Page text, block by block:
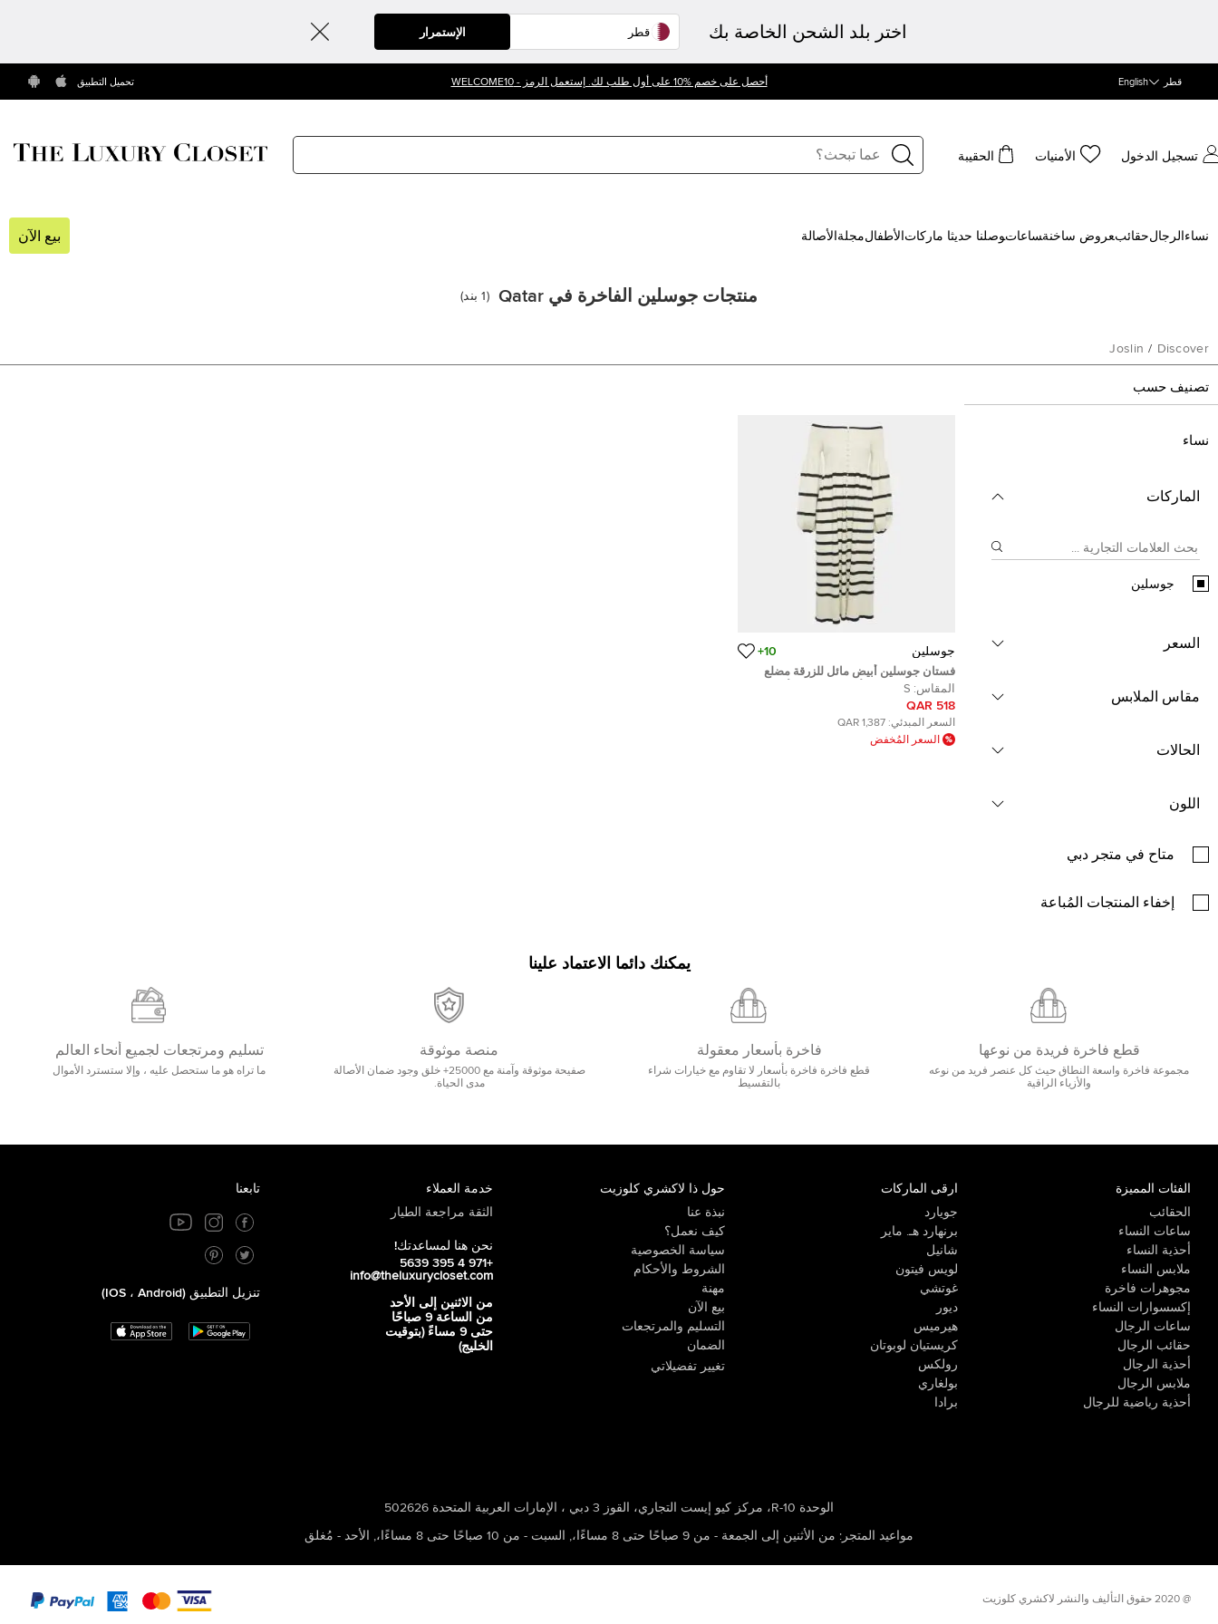
اختر بلد الشحن الخاصة بك الإستمرار
قطر English أحصل على خصم %10 على أول طلب لك. إستعمل الرمز - WELCOME10 تحميل التطبيق
تسجيل الدخول الأمنيات الحقيبة
نساء الرجالحقائب‍عروض ساخنة‍ساعات‍وصلنا حديثا ‍ ماركات الأطفالمجلة الأصالة بيع الآن
منتجات جوسلين الفاخرة في Qatar (
1 بند)
Discover
/
Joslin
تصنيف حسب
نساء
الماركات
جوسلين
السعر
مقاس الملابس
الحالات
اللون
متاح في متجر دبي
إخفاء المنتجات المُباعة
جوسلين 10+
فستان جوسلين أبيض مائل للزرقة مضلع
بخطوط مكشوف الأكتاف بتفاصيل أزرار
ومتسع مقاس صغير
المقاس: S
518 QAR
السعر المبدئي: 1,387 QAR
السعر المُخفض
يمكنك دائما الاعتماد علينا
قطع فاخرة فريدة من نوعها
مجموعة فاخرة واسعة النطاق حيث كل عنصر فريد من نوعه
والأزياء الراقية
فاخرة بأسعار معقولة
قطع فاخرة فاخرة بأسعار لا تقاوم مع خيارات شراء
بالتقسيط
منصة موثوقة
صفيحة موثوقة وآمنة مع 25000+ خلق وجود ضمان الأصالة
مدى الحياة.
تسليم ومرتجعات لجميع أنحاء العالم
ما تراه هو ما ستحصل عليه ، وإلا ستسترد الأموال
الفئات المميزة
الحقائب
ساعات النساء
أحذية النساء
ملابس النساء
مجوهرات فاخرة
إكسسوارات النساء
ساعات الرجال
حقائب الرجال
أحذية الرجال
ملابس الرجال
أحذية رياضية للرجال
ارقى الماركات
جويارد
برنهارد هـ. ماير
شانيل
لويس فيتون
غوتشي
ديور
هيرميس
كريستيان لوبوتان
رولكس
بولغاري
برادا
حول ذا لاكشري كلوزيت
نبذة عنا
كيف نعمل؟
سياسة الخصوصية
الشروط والأحكام
مهنة
بيع الآن
التسليم والمرتجعات
الضمان
تغيير تفضيلاتي
خدمة العملاء
الثقة مراجعة الطيار
نحن هنا لمساعدتك!
+971 4 395 5639
info@theluxurycloset.com
من الاثنين إلى الأحد
من الساعة 9 صباحًا
حتى 9 مساءً (بتوقيت
الخليج)
تابعنا
تنزيل التطبيق (iOS ، Android)
الوحدة R-10، مركز كيو إيست التجاري، القوز 3 دبي ، الإمارات العربية المتحدة 502626
مواعيد المتجر : من الأثنين إلى الجمعة - من 9 صباحًا حتى 8 مساءًا، , السبت - من 10 صباحًا حتى 8 مساءًا، , الأحد - مُغلق
@ 2020 حقوق التأليف والنشر لاكشري كلوزيت